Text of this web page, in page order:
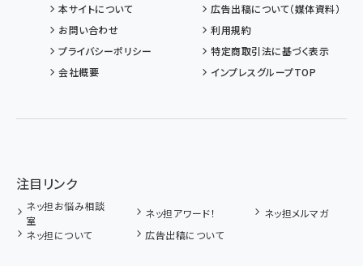
本サイトについて
広告出稿について（媒体資料）
お問い合わせ
利用規約
プライバシーポリシー
特定商取引法に基づく表示
会社概要
インプレスグループTOP
注目リンク
ネッ担お悩み相談
室
ネッ担アワード！
ネッ担メルマガ
ネッ担について
広告出稿について